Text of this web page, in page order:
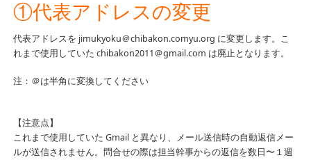
①代表アドレスの変更
代表アドレスを jimukyoku＠chibakon.comyu.org に変更します。こ
れまで使用していた chibakon2011＠gmail.com は廃止となります。
注：＠は半角に変換してください
【注意点】
これまで使用していた Gmail と異なり、メール送信時の自動返信メー
ルが送信されません。問合せの際は担当幹事からの返信を数日〜１週